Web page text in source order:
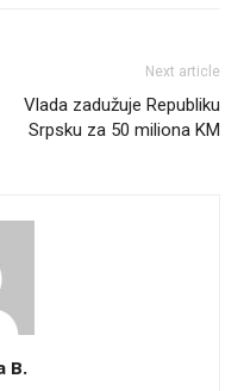
Next article
Vlada zadužuje Republiku
Srpsku za 50 miliona KM
B.